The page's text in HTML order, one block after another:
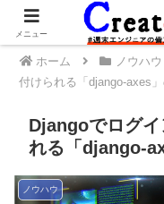
ホーム ノウハウ
付けられる「django-axes
Djangoでログ
れる「django-
ノウハウ
メニュー